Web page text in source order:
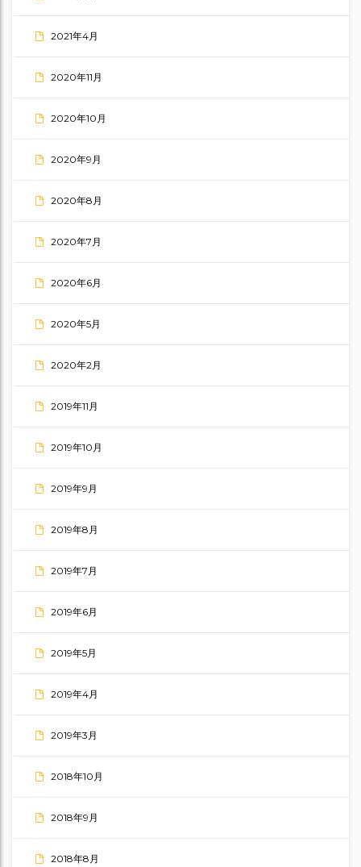
2021年4月
2020年11月
2020年10月
2020年9月
2020年8月
2020年7月
2020年6月
2020年5月
2020年2月
2019年11月
2019年10月
2019年9月
2019年8月
2019年7月
2019年6月
2019年5月
2019年4月
2019年3月
2018年10月
2018年9月
2018年8月